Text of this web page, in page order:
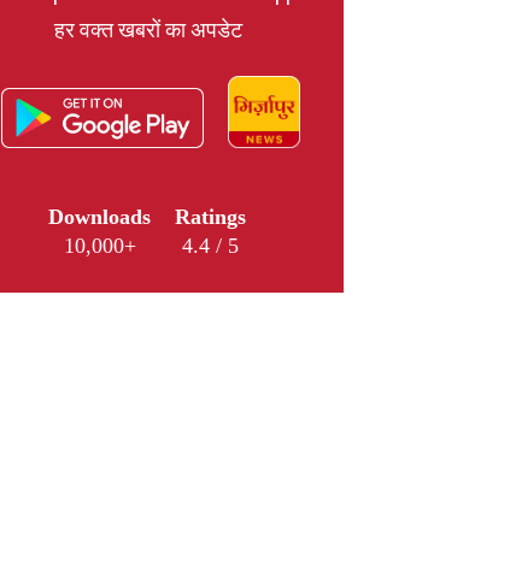
हर वक्त खबरों का अपडेट
Downloads
10,000+
Ratings
4.4 / 5